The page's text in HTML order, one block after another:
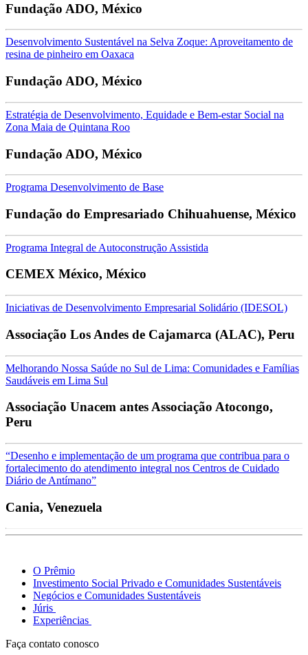
Fundação ADO, México
Desenvolvimento Sustentável na Selva Zoque: Aproveitamento de
resina de pinheiro em Oaxaca
Fundação ADO, México
Estratégia de Desenvolvimento, Equidade e Bem-estar Social na
Zona Maia de Quintana Roo
Fundação ADO, México
Programa Desenvolvimento de Base
Fundação do Empresariado Chihuahuense, México
Programa Integral de Autoconstrução Assistida
CEMEX México, México
Iniciativas de Desenvolvimento Empresarial Solidário (IDESOL)
Associação Los Andes de Cajamarca (ALAC), Peru
Melhorando Nossa Saúde no Sul de Lima: Comunidades e Famílias
Saudáveis em Lima Sul
Associação Unacem antes Associação Atocongo,
Peru
“Desenho e implementação de um programa que contribua para o
fortalecimento do atendimento integral nos Centros de Cuidado
Diário de Antímano”
Cania, Venezuela
O Prêmio
Investimento Social Privado e Comunidades Sustentáveis
Negócios e Comunidades Sustentáveis
Júris
Experiências
Faça contato conosco